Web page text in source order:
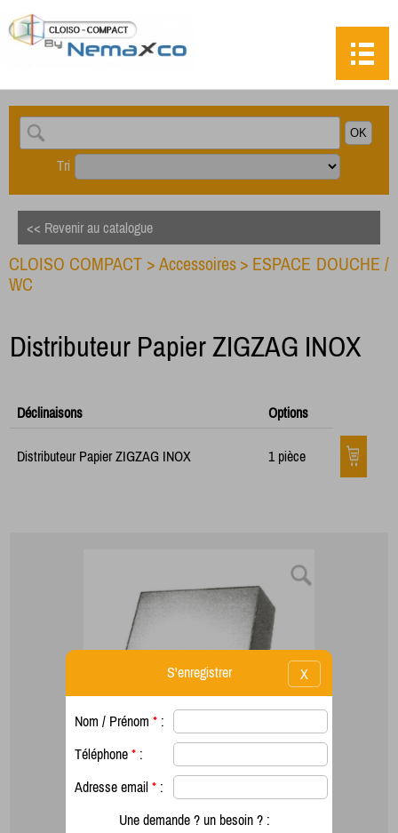
Tri
<< Revenir au catalogue
CLOISO COMPACT > Accessoires > ESPACE DOUCHE /
WC
Distributeur Papier ZIGZAG INOX
Déclinaisons Options
Distributeur Papier ZIGZAG INOX 1 pièce
X
S'enregistrer
Nom / Prénom * :
Téléphone * :
Adresse email * :
Une demande ? un besoin ? :